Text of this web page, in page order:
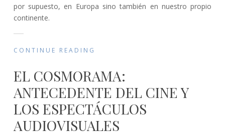
por supuesto, en Europa sino también en nuestro propio
continente.
CONTINUE READING
EL COSMORAMA:
ANTECEDENTE DEL CINE Y
LOS ESPECTÁCULOS
AUDIOVISUALES